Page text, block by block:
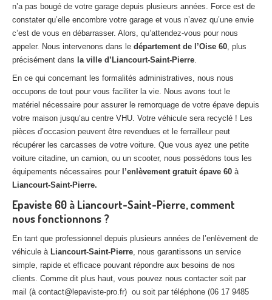
n’a pas bougé de votre garage depuis plusieurs années. Force est de
constater qu’elle encombre votre garage et vous n’avez qu’une envie
c’est de vous en débarrasser. Alors, qu’attendez-vous pour nous
appeler. Nous intervenons dans le département de l’Oise 60, plus
précisément dans la ville d’Liancourt-Saint-Pierre.
En ce qui concernant les formalités administratives, nous nous
occupons de tout pour vous faciliter la vie. Nous avons tout le
matériel nécessaire pour assurer le remorquage de votre épave depuis
votre maison jusqu’au centre VHU. Votre véhicule sera recyclé ! Les
pièces d’occasion peuvent être revendues et le ferrailleur peut
récupérer les carcasses de votre voiture. Que vous ayez une petite
voiture citadine, un camion, ou un scooter, nous possédons tous les
équipements nécessaires pour l’enlèvement gratuit épave 60 à
Liancourt-Saint-Pierre.
Epaviste 60 à Liancourt-Saint-Pierre, comment
nous fonctionnons ?
En tant que professionnel depuis plusieurs années de l’enlèvement de
véhicule à Liancourt-Saint-Pierre, nous garantissons un service
simple, rapide et efficace pouvant répondre aux besoins de nos
clients. Comme dit plus haut, vous pouvez nous contacter soit par
mail (à contact@lepaviste-pro.fr) ou soit par téléphone (06 17 9485